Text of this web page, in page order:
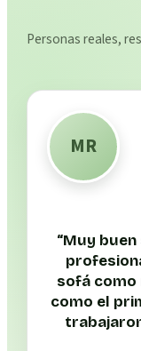
Personas reales,
MR
“Muy
sofá como
como el